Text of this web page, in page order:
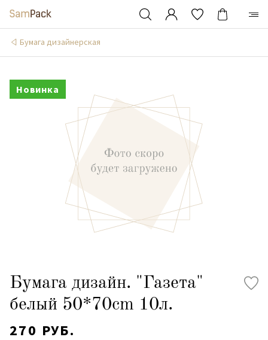
Бумага дизайнерская
Новинка
Бумага дизайн. "Газета"
белый 50*70cm 10л.
270 РУБ.